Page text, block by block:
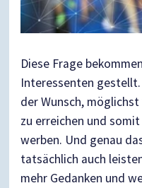
Diese Frage
Interessenten
der Wunsch,
zu erreichen und
werben. Und genau
tatsächlich auch
mehr Gedanken und